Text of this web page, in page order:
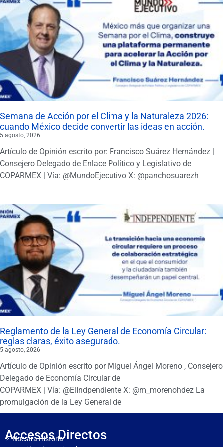
Semana de Acción por el Clima y la Naturaleza 2026:
cuando México decide convertir las ideas en acción.
5 agosto, 2026
Artículo de Opinión escrito por: Francisco Suárez Hernández |
Consejero Delegado de Enlace Político y Legislativo de
COPARMEX | Vía: @MundoEjecutivo X: @panchosuarezh
Reglamento de la Ley General de Economía Circular:
reglas claras, éxito asegurado.
5 agosto, 2026
Artículo de Opinión escrito por Miguel Ángel Moreno , Consejero
Delegado de Economía Circular de
COPARMEX | Vía: @ElIndpendiente X: @m_morenohdez La
promulgación de la Ley General de
Accesos Directos
Nuestra Historia